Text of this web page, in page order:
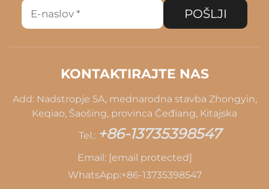
POŠLJI
KONTAKTIRAJTE NAS
Add: Nadstropje 5A, mednarodna stavba Zhongyin,
Keqiao, Šaošing, provinca Čeđiang, Kitajska
Tel.: +86-13735398547
Email: [email protected]
WhatsApp:+86-13735398547